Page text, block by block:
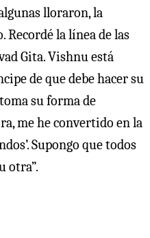
lloraron, la
Recordé la línea de las
Gita. Vishnu está
de que debe hacer su
su forma de
me he convertido en la
Supongo que todos
otra”.